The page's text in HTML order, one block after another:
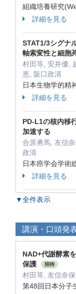
組織培養研究
詳細を見る
STAT1/3シグナ
軸索変性と細胞
村田等, 安井優,
恵, 阪口政清
日本生物学的
詳細を見る
PD-L1の核内移
加速する
合原勇馬, 友信
政清
日本癌学会学
詳細を見る
▼全件表示
講演・口頭発
NAD+代謝酵素
保護
招待
村田等, 友信奈
第48回日本分子